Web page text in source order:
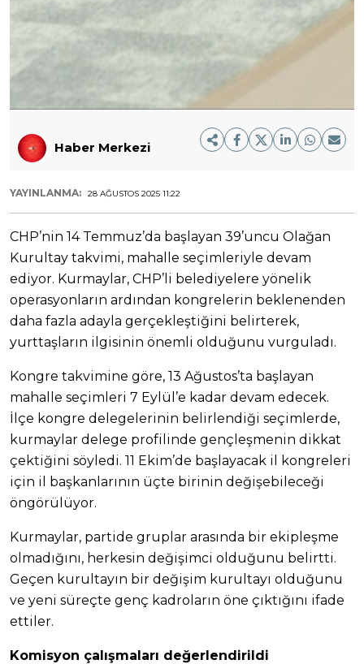
Haber Merkezi
YAYINLANMA: 28 AĞUSTOS 2025 11:22
CHP’nin 14 Temmuz’da başlayan 39’uncu Olağan
Kurultay takvimi, mahalle seçimleriyle devam
ediyor. Kurmaylar, CHP’li belediyelere yönelik
operasyonların ardından kongrelerin beklenenden
daha fazla adayla gerçekleştiğini belirterek,
yurttaşların ilgisinin önemli olduğunu vurguladı.
Kongre takvimine göre, 13 Ağustos’ta başlayan
mahalle seçimleri 7 Eylül’e kadar devam edecek.
İlçe kongre delegelerinin belirlendiği seçimlerde,
kurmaylar delege profilinde gençleşmenin dikkat
çektiğini söyledi. 11 Ekim’de başlayacak il kongreleri
için il başkanlarının üçte birinin değişebileceği
öngörülüyor.
Kurmaylar, partide gruplar arasında bir ekipleşme
olmadığını, herkesin değişimci olduğunu belirtti.
Geçen kurultayın bir değişim kurultayı olduğunu
ve yeni süreçte genç kadroların öne çıktığını ifade
ettiler.
Komisyon çalışmaları değerlendirildi